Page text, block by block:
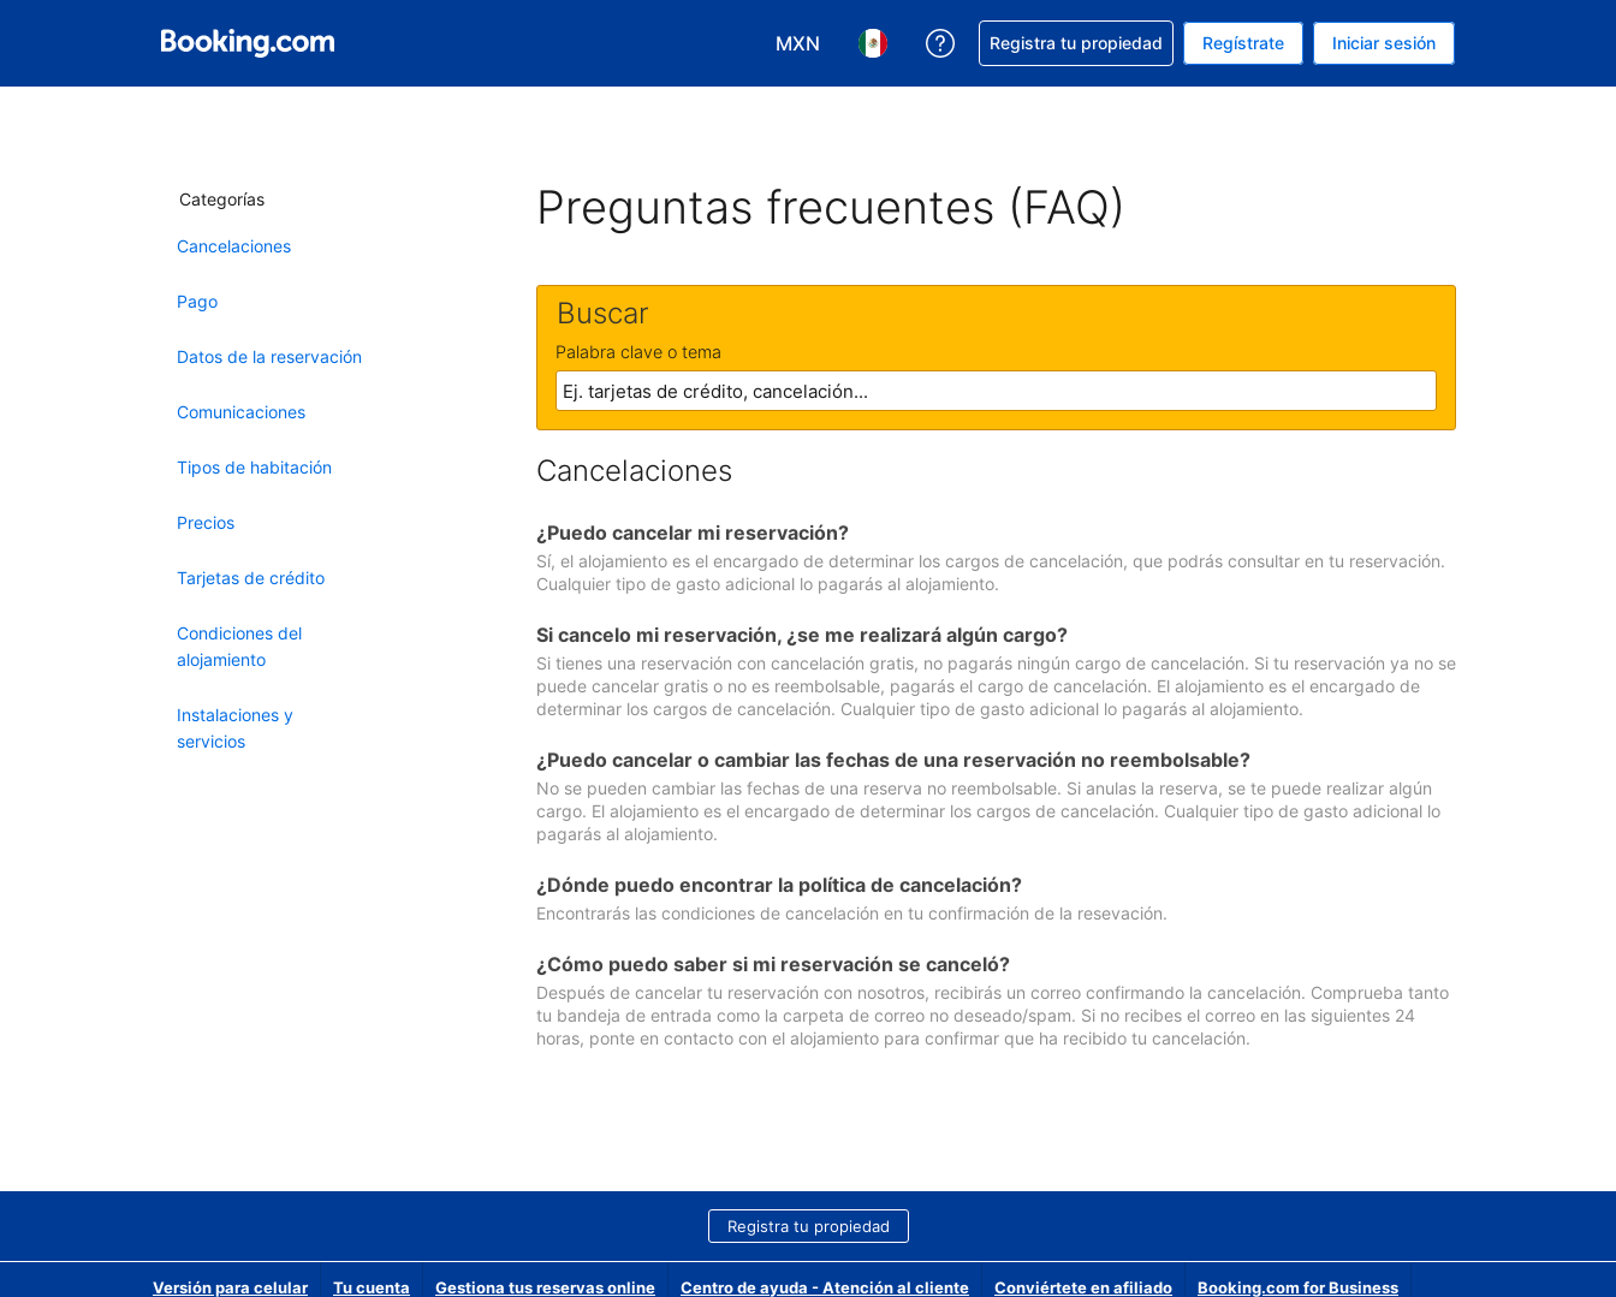
MXN
Elegir tu moneda. Tu moneda actual es Peso mexicano
Elegir el idioma que prefieres. Tu idioma actual es Español (México)
Obtener ayuda con la reservación
Registra tu propiedad Regístrate Iniciar sesión
Categorías
Cancelaciones
Pago
Datos de la reservación
Comunicaciones
Tipos de habitación
Precios
Tarjetas de crédito
Condiciones del
alojamiento
Instalaciones y
servicios
Preguntas frecuentes (FAQ)
Buscar
Palabra clave o tema
Cancelaciones
¿Puedo cancelar mi reservación?
Sí, el alojamiento es el encargado de determinar los cargos de cancelación, que podrás consultar en tu reservación.
Cualquier tipo de gasto adicional lo pagarás al alojamiento.
Si cancelo mi reservación, ¿se me realizará algún cargo?
Si tienes una reservación con cancelación gratis, no pagarás ningún cargo de cancelación. Si tu reservación ya no se
puede cancelar gratis o no es reembolsable, pagarás el cargo de cancelación. El alojamiento es el encargado de
determinar los cargos de cancelación. Cualquier tipo de gasto adicional lo pagarás al alojamiento.
¿Puedo cancelar o cambiar las fechas de una reservación no reembolsable?
No se pueden cambiar las fechas de una reserva no reembolsable. Si anulas la reserva, se te puede realizar algún
cargo. El alojamiento es el encargado de determinar los cargos de cancelación. Cualquier tipo de gasto adicional lo
pagarás al alojamiento.
¿Dónde puedo encontrar la política de cancelación?
Encontrarás las condiciones de cancelación en tu confirmación de la resevación.
¿Cómo puedo saber si mi reservación se canceló?
Después de cancelar tu reservación con nosotros, recibirás un correo confirmando la cancelación. Comprueba tanto
tu bandeja de entrada como la carpeta de correo no deseado/spam. Si no recibes el correo en las siguientes 24
horas, ponte en contacto con el alojamiento para confirmar que ha recibido tu cancelación.
Registra tu propiedad
Versión para celular Tu cuenta Gestiona tus reservas online Centro de ayuda - Atención al cliente Conviértete en afiliado Booking.com for Business